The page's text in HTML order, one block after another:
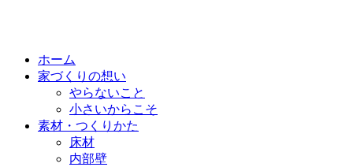
ホーム
家づくりの想い
やらないこと
小さいからこそ
素材・つくりかた
床材
内部壁